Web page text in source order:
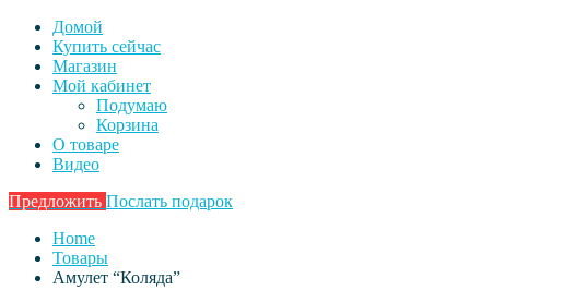
Домой
Купить сейчас
Магазин
Мой кабинет
Подумаю
Корзина
О товаре
Видео
Предложить Послать подарок
Home
Товары
Амулет “Коляда”